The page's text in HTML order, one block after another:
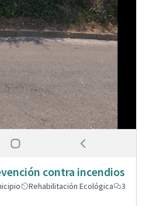
contra incendios
Rehabilitación Ecológica
3